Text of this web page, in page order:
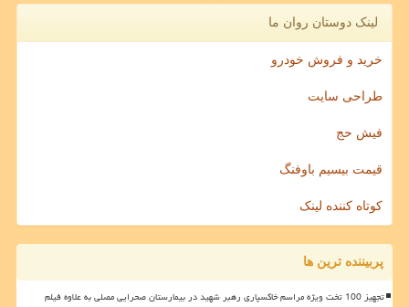
لینک دوستان روان ما
خرید و فروش خودرو
طراحی سایت
فیش حج
قیمت بیسیم باوفنگ
کوتاه کننده لینک
پربیننده ترین ها
تجهیز 100 تخت ویژه مراسم خاکسپاری رهبر شهید در بیمارستان صحرایی مصلی به علاوه فیلم